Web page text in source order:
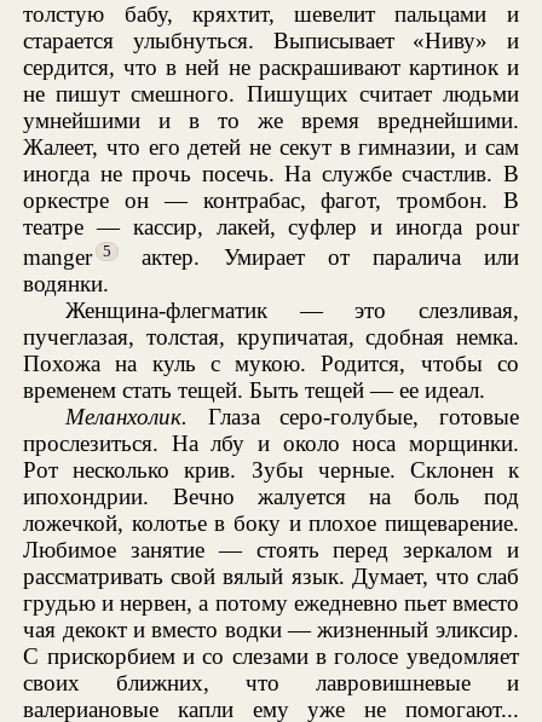
толстую бабу, кряхтит, шевелит пальцами и
старается улыбнуться. Выписывает «Ниву» и
сердится, что в ней не раскрашивают картинок и
не пишут смешного. Пишущих считает людьми
умнейшими и в то же время вреднейшими.
Жалеет, что его детей не секут в гимназии, и сам
иногда не прочь посечь. На службе счастлив. В
оркестре он — контрабас, фагот, тромбон. В
театре — кассир, лакей, суфлер и иногда pour
manger
5
актер. Умирает от паралича или
водянки.
Женщина-флегматик — это слезливая,
пучеглазая, толстая, крупичатая, сдобная немка.
Похожа на куль с мукою. Родится, чтобы со
временем стать тещей. Быть тещей — ее идеал.
Меланхолик.
Глаза серо-голубые, готовые
прослезиться. На лбу и около носа морщинки.
Рот несколько крив. Зубы черные. Склонен к
ипохондрии. Вечно жалуется на боль под
ложечкой, колотье в боку и плохое пищеварение.
Любимое занятие — стоять перед зеркалом и
рассматривать свой вялый язык. Думает, что слаб
грудью и нервен, а потому ежедневно пьет вместо
чая декокт и вместо водки — жизненный эликсир.
С прискорбием и со слезами в голосе уведомляет
своих ближних, что лавровишневые и
валериановые капли ему уже не помогают...